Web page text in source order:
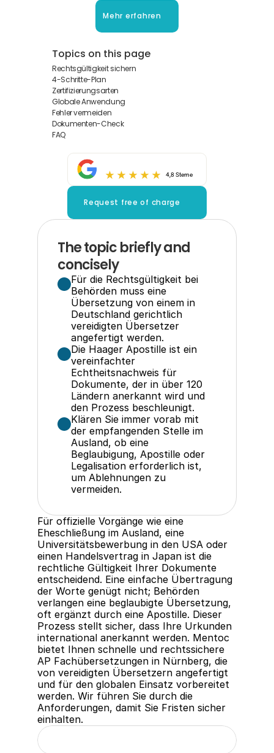
Mehr erfahren
Topics on this page
Rechtsgültigkeit sichern
4-Schritte-Plan
Zertifizierungsarten
Globale Anwendung
Fehler vermeiden
Dokumenten-Check
FAQ
4,8 Sterne
Request free of charge
The topic briefly and
concisely
Für die Rechtsgültigkeit bei
Behörden muss eine
Übersetzung von einem in
Deutschland gerichtlich
vereidigten Übersetzer
angefertigt werden.
Die Haager Apostille ist ein
vereinfachter
Echtheitsnachweis für
Dokumente, der in über 120
Ländern anerkannt wird und
den Prozess beschleunigt.
Klären Sie immer vorab mit
der empfangenden Stelle im
Ausland, ob eine
Beglaubigung, Apostille oder
Legalisation erforderlich ist,
um Ablehnungen zu
vermeiden.
Für offizielle Vorgänge wie eine
Eheschließung im Ausland, eine
Universitätsbewerbung in den USA oder
einen Handelsvertrag in Japan ist die
rechtliche Gültigkeit Ihrer Dokumente
entscheidend. Eine einfache Übertragung
der Worte genügt nicht; Behörden
verlangen eine beglaubigte Übersetzung,
oft ergänzt durch eine Apostille. Dieser
Prozess stellt sicher, dass Ihre Urkunden
international anerkannt werden. Mentoc
bietet Ihnen schnelle und rechtssichere
AP Fachübersetzungen in Nürnberg, die
von vereidigten Übersetzern angefertigt
und für den globalen Einsatz vorbereitet
werden. Wir führen Sie durch die
Anforderungen, damit Sie Fristen sicher
einhalten.